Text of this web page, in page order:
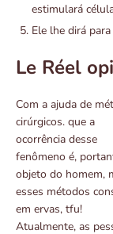
estimulará
Ele lhe dirá
Le Réel
Com a ajuda de
cirúrgicos. que a
ocorrência desse
fenômeno é,
objeto do homem,
esses métodos
em ervas, tfu!
Atualmente, as